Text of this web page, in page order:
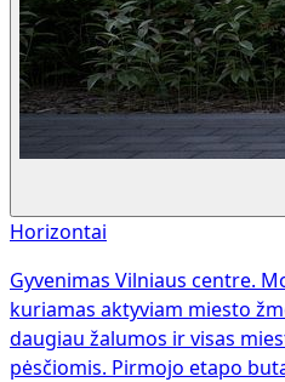
Horizontai
Gyvenimas Vilniaus centre.
kuriamas aktyviam miesto
daugiau žalumos ir visas
pėsčiomis. Pirmojo etapo